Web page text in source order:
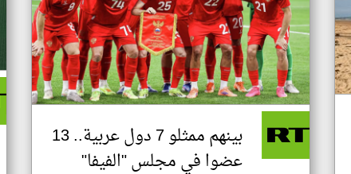
بينهم ممثلو 7 دول عربية.. 13
عضوا في مجلس "الفيفا"